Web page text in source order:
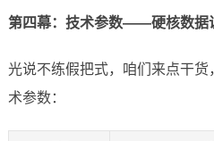
第四幕：技术参数——硬核数据
光说不练假把式，咱们来点干
术参数：